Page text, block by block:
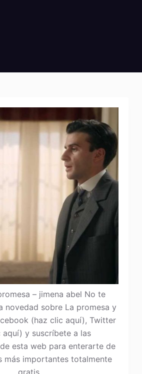
– jimena abel No te
novedad sobre La promesa y
(haz clic aquí), Twitter
aquí) y suscríbete a las
esta web para enterarte de
más importantes totalmente